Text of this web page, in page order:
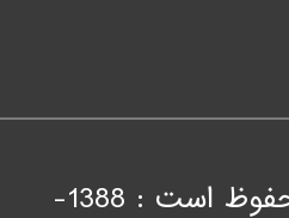
تمامی حقوق محفوظ است : 1388-